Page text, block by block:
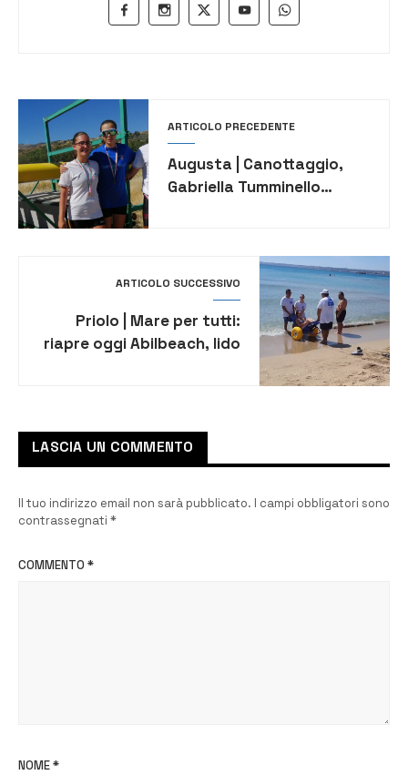
ARTICOLO PRECEDENTE
Augusta | Canottaggio,
Gabriella Tumminello
ARTICOLO SUCCESSIVO
Priolo | Mare per tutti:
riapre oggi Abilbeach, lido
LASCIA UN COMMENTO
Il tuo indirizzo email non sarà pubblicato. I campi obbligatori sono
contrassegnati *
COMMENTO *
NOME*